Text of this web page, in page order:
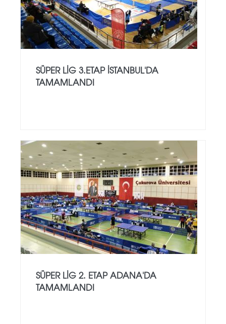
SÜPER LİG 3.ETAP İSTANBUL'DA
TAMAMLANDI
SÜPER LİG 2. ETAP ADANA'DA
TAMAMLANDI